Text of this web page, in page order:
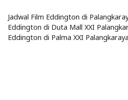
Jadwal Film Eddington di
Eddington di Duta Mall XXI
Eddington di Palma XXI